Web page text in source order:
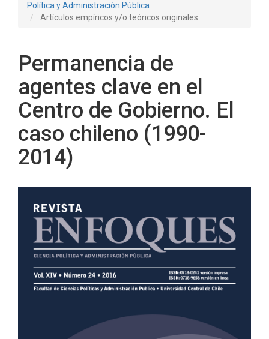
Política y Administración Pública
Artículos empíricos y/o teóricos originales
Permanencia de
agentes clave en el
Centro de Gobierno. El
caso chileno (1990-
2014)
lateral
del
artículo